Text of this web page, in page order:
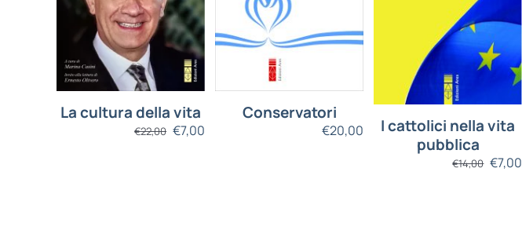
La cultura della vita
€22,00 €7,00
Conservatori
€20,00
I cattolici nella vita
pubblica
€14,00 €7,00